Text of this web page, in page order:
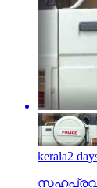
kerala2